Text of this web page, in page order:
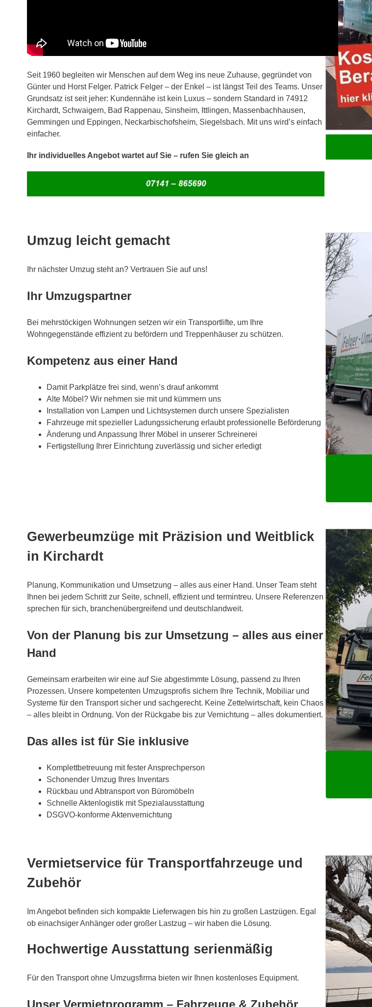
Seit 1960 begleiten wir Menschen auf dem Weg ins neue Zuhause, gegründet von
Günter und Horst Felger. Patrick Felger – der Enkel – ist längst Teil des Teams. Unser
Grundsatz ist seit jeher: Kundennähe ist kein Luxus – sondern Standard in 74912
Kirchardt, Schwaigern, Bad Rappenau, Sinsheim, Ittlingen, Massenbachhausen,
Gemmingen und Eppingen, Neckarbischofsheim, Siegelsbach. Mit uns wird’s einfach
einfacher.
Ihr individuelles Angebot wartet auf Sie – rufen Sie gleich an
Umzug leicht gemacht
Ihr nächster Umzug steht an? Vertrauen Sie auf uns!
Ihr Umzugspartner
Bei mehrstöckigen Wohnungen setzen wir ein Transportlifte, um Ihre
Wohngegenstände effizient zu befördern und Treppenhäuser zu schützen.
Kompetenz aus einer Hand
Damit Parkplätze frei sind, wenn’s drauf ankommt
Alte Möbel? Wir nehmen sie mit und kümmern uns
Installation von Lampen und Lichtsystemen durch unsere Spezialisten
Fahrzeuge mit spezieller Ladungssicherung erlaubt professionelle Beförderung
Änderung und Anpassung Ihrer Möbel in unserer Schreinerei
Fertigstellung Ihrer Einrichtung zuverlässig und sicher erledigt
Gewerbeumzüge mit Präzision und Weitblick
in Kirchardt
Planung, Kommunikation und Umsetzung – alles aus einer Hand. Unser Team steht
Ihnen bei jedem Schritt zur Seite, schnell, effizient und termintreu. Unsere Referenzen
sprechen für sich, branchenübergreifend und deutschlandweit.
Von der Planung bis zur Umsetzung – alles aus einer
Hand
Gemeinsam erarbeiten wir eine auf Sie abgestimmte Lösung, passend zu Ihren
Prozessen. Unsere kompetenten Umzugsprofis sichern Ihre Technik, Mobiliar und
Systeme für den Transport sicher und sachgerecht. Keine Zettelwirtschaft, kein Chaos
– alles bleibt in Ordnung. Von der Rückgabe bis zur Vernichtung – alles dokumentiert.
Das alles ist für Sie inklusive
Komplettbetreuung mit fester Ansprechperson
Schonender Umzug Ihres Inventars
Rückbau und Abtransport von Büromöbeln
Schnelle Aktenlogistik mit Spezialausstattung
DSGVO-konforme Aktenvernichtung
Vermietservice für Transportfahrzeuge und
Zubehör
Im Angebot befinden sich kompakte Lieferwagen bis hin zu großen Lastzügen. Egal
ob einachsiger Anhänger oder großer Lastzug – wir haben die Lösung.
Hochwertige Ausstattung serienmäßig
Für den Transport ohne Umzugsfirma bieten wir Ihnen kostenloses Equipment.